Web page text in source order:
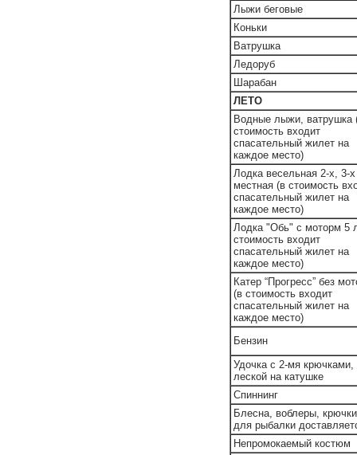
Лыжи беговые
Коньки
Ватрушка
Ледоруб
Шарабан
ЛЕТО
Водные лыжи, ватрушка
стоимость входит
спасательный жилет на
каждое место)
Лодка весельная 2-х, 3-х
местная (в стоимость
спасательный жилет на
каждое место)
Лодка "Обь" с моторм 5
стоимость входит
спасательный жилет на
каждое место)
Катер “Прогресс” без
(в стоимость входит
спасательный жилет на
каждое место)
Бензин
Удочка с 2-мя крючками,
леской на катушке
Спиннинг
Блесна, воблеры,
для рыбалки
Непромокаемый костюм